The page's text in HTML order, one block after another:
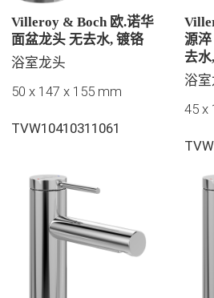
Villeroy & Boch 欧.诺华
面盆龙头 无去水, 镀铬
浴室龙头
50 x 147 x 155 mm
TVW10410311061
源
去水
浴
45 x